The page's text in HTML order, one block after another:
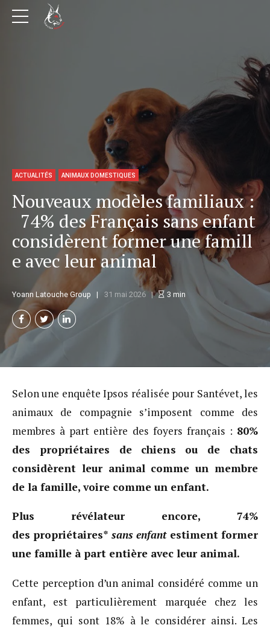
ACTUALITÉS ANIMAUX DOMESTIQUES
Nouveaux modèles familiaux :
74% des Français sans enfant
considèrent former une famill
e avec leur animal
Yoann Latouche Group 31 mai 2026 3 min
Selon une enquête Ipsos réalisée pour Santévet, les
animaux de compagnie s’imposent comme des
membres à part entière des foyers français : 80%
des propriétaires de chiens ou de chats
considèrent leur animal comme un membre
de la famille, voire comme un enfant.
Plus révélateur encore, 74%
des propriétaires* sans enfantestiment former
une famille à part entière avec leur animal.
Cette perception d’un animal considéré comme un
enfant, est particulièrement marquée chez les
femmes, qui sont 18% à le considérer ainsi. Les